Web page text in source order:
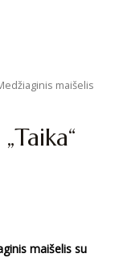
maišelis
maišelis su